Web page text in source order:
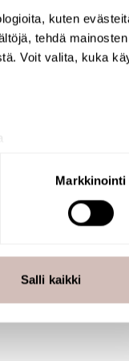
kuten
tehdä
Voit valita, kuka
. Voit muuttaa
alan
tietoja muihin
Markkinointi
Salli kaikki
vähentää